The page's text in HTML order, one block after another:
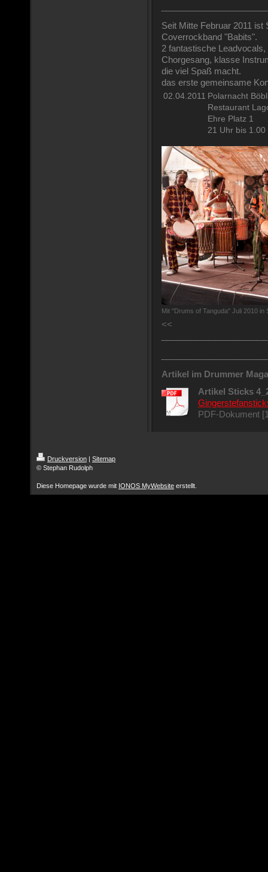
Seit Mitte Februar 2011 ist
Coverrockband "Babits".
2 fantastische
Chorgesang, klasse
die viel Spaß macht.
das erste gemeinsame
02.04.2011 Polarnacht
Restaurant
Ehre Platz 1
21 Uhr bis 1.00
Mit "Drums of Tanguda" Juli 2010 in
<<
Artikel im Drummer
Artikel Sticks
PDF-Dokument
Druckversion | Sitemap
© Stephan Rudolph
Diese Homepage wurde mit IONOS MyWebsite erstellt.